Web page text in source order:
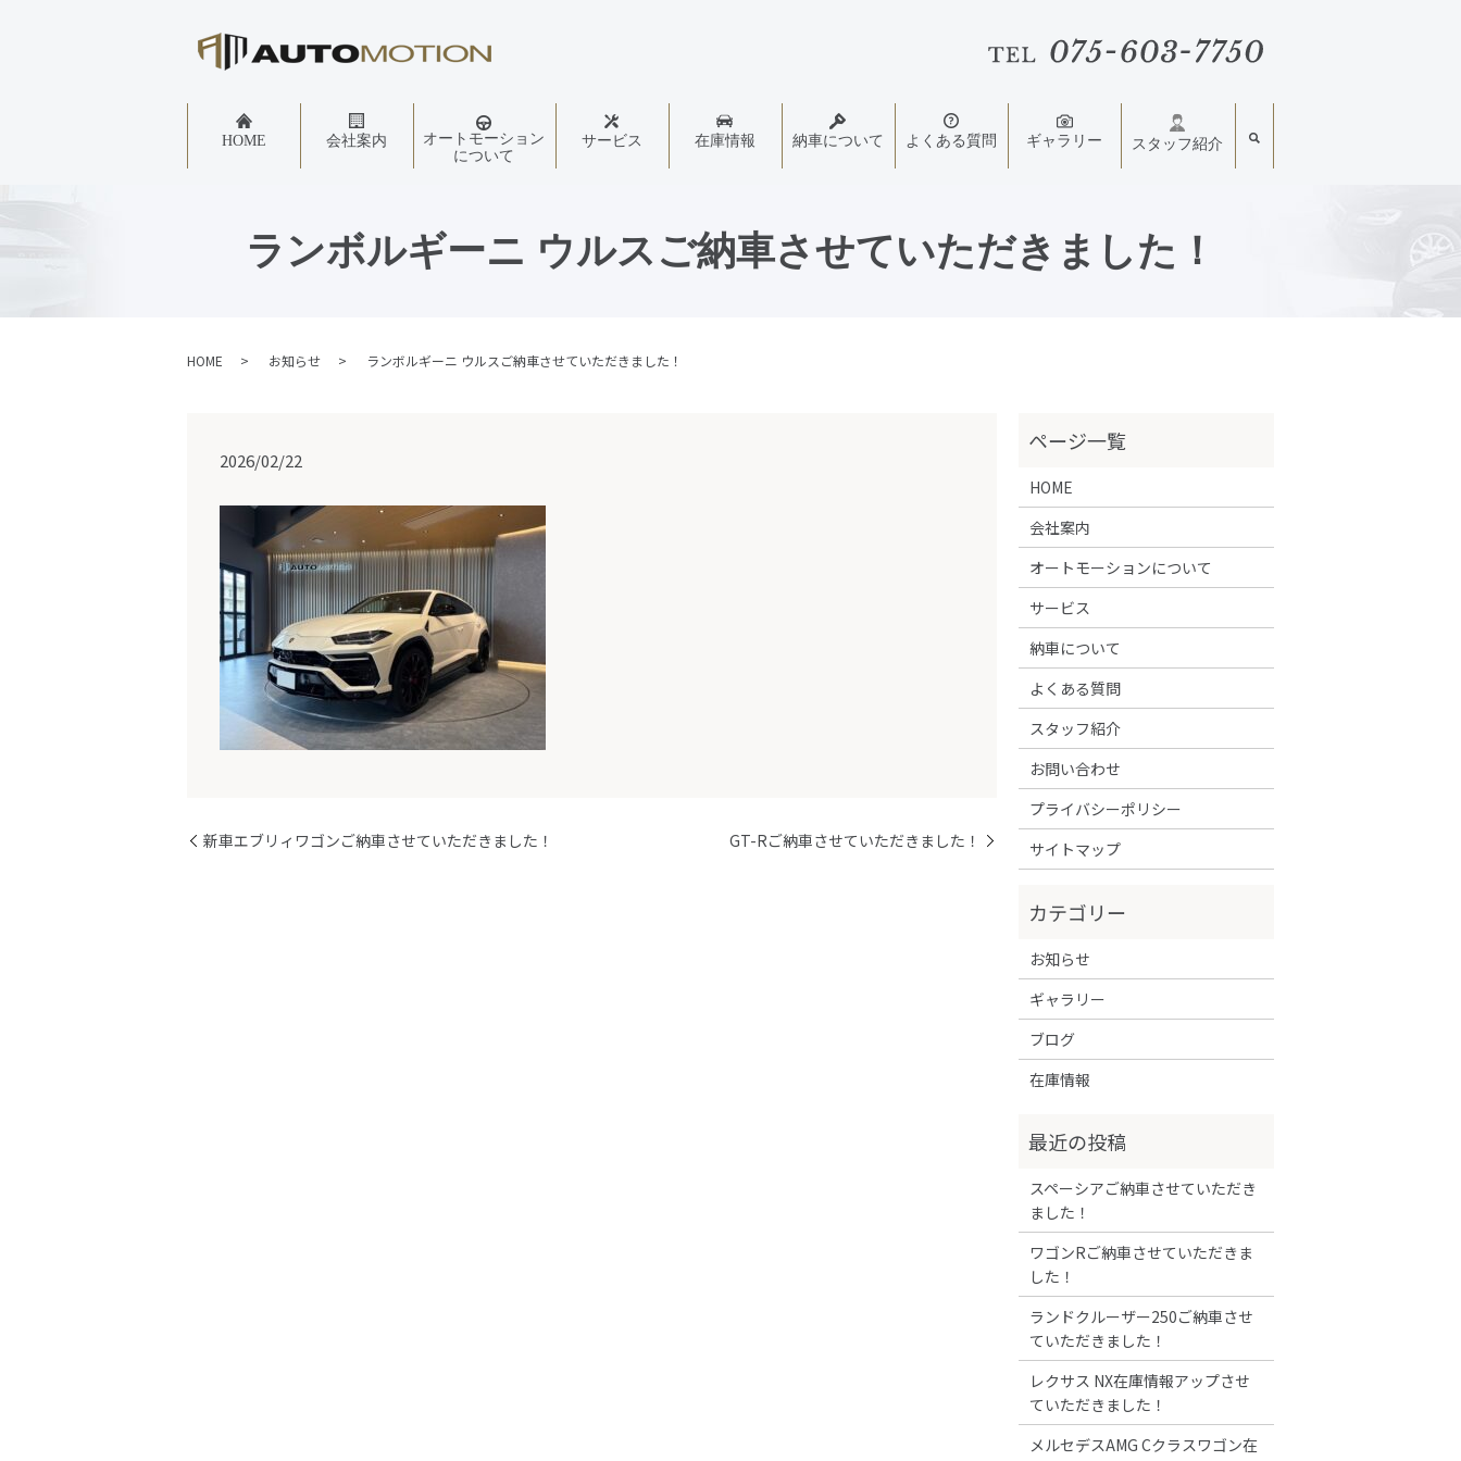
HOME 会社案内
オートモーション
について
サービス 在庫情報 納車について よくある質問 ギャラリー スタッフ紹介
ランボルギーニ ウルスご納車させていただきました！
HOME お知らせ ランボルギーニ ウルスご納車させていただきました！
2026/02/22
新車エブリィワゴンご納車させていただきました！ GT-Rご納車させていただきました！
HOME
会社案内
オートモーションについて
サービス
納車について
よくある質問
スタッフ紹介
お問い合わせ
プライバシーポリシー
サイトマップ
お知らせ
ギャラリー
ブログ
在庫情報
スペーシアご納車させていただき
ました！
ワゴンRご納車させていただきま
した！
ランドクルーザー250ご納車させ
ていただきました！
レクサス NX在庫情報アップさせ
ていただきました！
メルセデスAMG Cクラスワゴン在